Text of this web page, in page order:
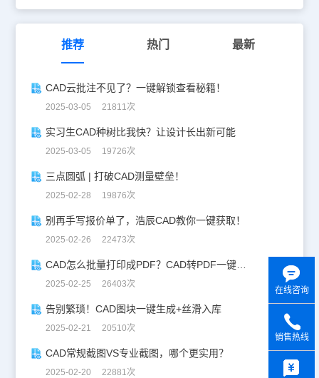
推荐 热门 最新
CAD云批注不见了？一键解锁查看秘籍！
2025-03-05 21811次
实习生CAD种树比我快？让设计长出新可能
2025-03-05 19726次
三点圆弧 | 打破CAD测量壁垒！
2025-02-28 19876次
别再手写报价单了，浩辰CAD教你一键获取！
2025-02-26 22473次
CAD怎么批量打印成PDF？CAD转PDF一键批量完成！
2025-02-25 26403次
告别繁琐！CAD图块一键生成+丝滑入库
2025-02-21 20510次
CAD常规截图VS专业截图，哪个更实用？
2025-02-20 22881次
在线咨询
销售热线